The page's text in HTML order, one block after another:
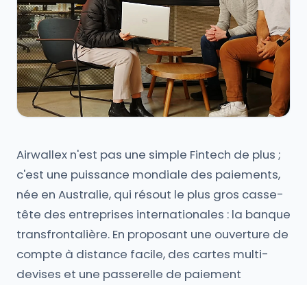
Airwallex n'est pas une simple Fintech de plus ;
c'est une puissance mondiale des paiements,
née en Australie, qui résout le plus gros casse-
tête des entreprises internationales : la banque
transfrontalière. En proposant une ouverture de
compte à distance facile, des cartes multi-
devises et une passerelle de paiement